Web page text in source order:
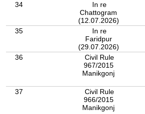
34
In re
Chattogram
(12.07.2026)
35
In re
Faridpur
(29.07.2026)
36
Civil Rule
967/2015
Manikgonj
37
Civil Rule
966/2015
Manikgonj